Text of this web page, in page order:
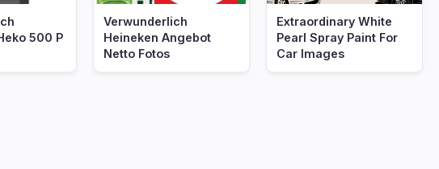
500 P
Verwunderlich
Heineken Angebot
Netto Fotos
Extraordinary White
Pearl Spray Paint For
Car Images